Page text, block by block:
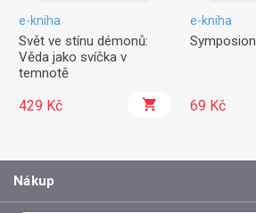
e-kniha
Svět ve stínu démonů:
Věda jako svíčka v
temnotě
429 Kč
e-kniha
Symposion
69 Kč
Nákup